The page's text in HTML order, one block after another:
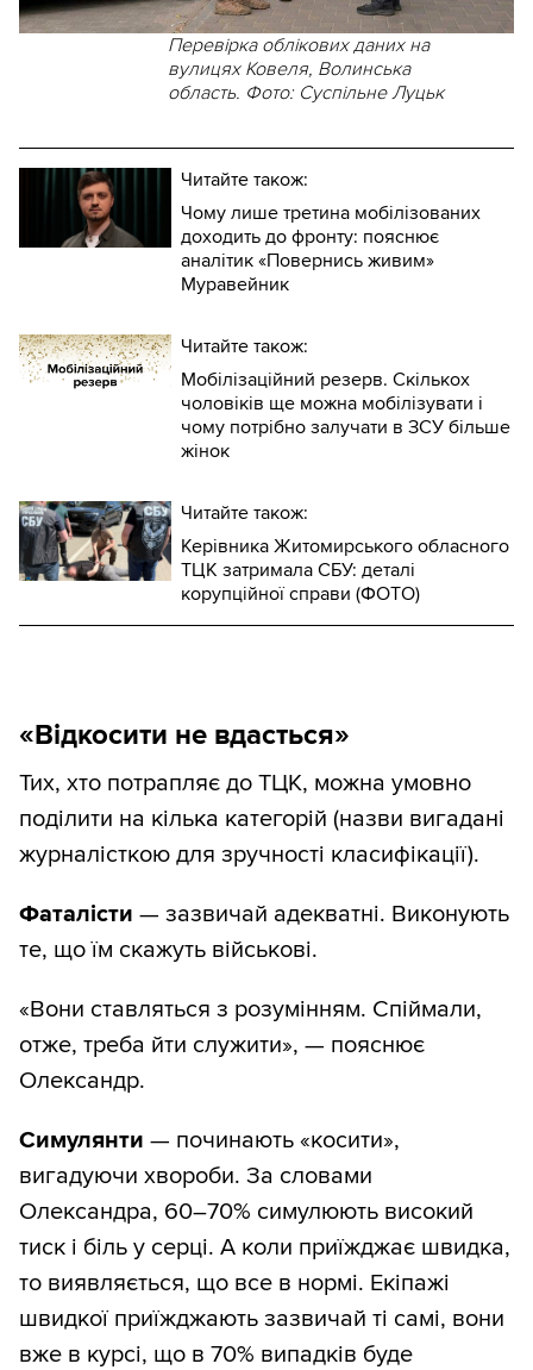
Перевірка облікових даних на
вулицях Ковеля, Волинська
область. Фото: Суспільне Луцьк
Читайте також:
Чому лише третина мобілізованих
доходить до фронту: пояснює
аналітик «Повернись живим»
Муравейник
Читайте також:
Мобілізаційний резерв. Скількох
чоловіків ще можна мобілізувати і
чому потрібно залучати в ЗСУ більше
жінок
Читайте також:
Керівника Житомирського обласного
ТЦК затримала СБУ: деталі
корупційної справи (ФОТО)
«Відкосити не вдасться»
Тих, хто потрапляє до ТЦК, можна умовно
поділити на кілька категорій (назви вигадані
журналісткою для зручності класифікації).
Фаталісти — зазвичай адекватні. Виконують
те, що їм скажуть військові.
«Вони ставляться з розумінням. Спіймали,
отже, треба йти служити», — пояснює
Олександр.
Симулянти — починають «косити»,
вигадуючи хвороби. За словами
Олександра, 60–70% симулюють високий
тиск і біль у серці. А коли приїжджає швидка,
то виявляється, що все в нормі. Екіпажі
швидкої приїжджають зазвичай ті самі, вони
вже в курсі, що в 70% випадків буде